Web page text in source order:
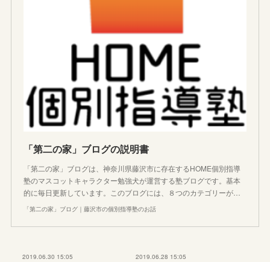
「第二の家」ブログの説明書
「第二の家」ブログは、神奈川県藤沢市に存在するHOME個別指導
塾のマスコットキャラクター勉強犬が運営する塾ブログです。基本
的に毎日更新しています。このブログには、８つのカテゴリーが…
「第二の家」ブログ｜藤沢市の個別指導塾のお話
2019.06.30 15:05 2019.06.28 15:05